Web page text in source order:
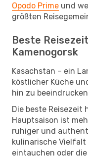
Opodo Prime und
größten
Beste
Kamenogorsk
Kasachstan – ein
köstlicher Küche
hin zu
Die beste Reisezeit
Hauptsaison ist
ruhiger und
kulinarische
eintauchen oder